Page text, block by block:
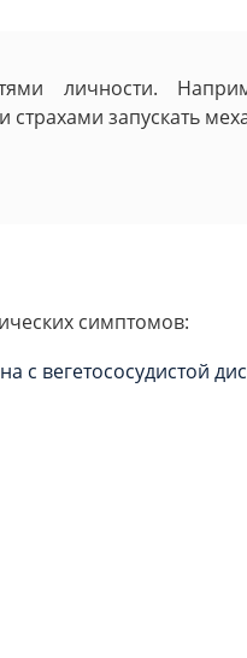
личности.
запускать
симптомов: